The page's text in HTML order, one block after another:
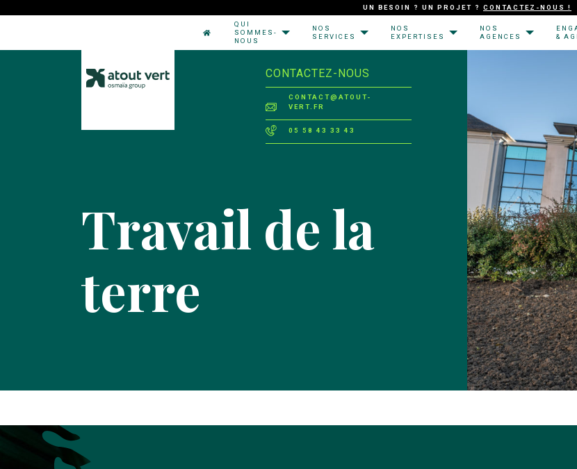
UN BESOIN ? UN PROJET ? CONTACTEZ-NOUS !
QUI
SOMMES-
NOUS
NOS
SERVICES
NOS
EXPERTISES
NOS
AGENCES
&
CONTACTEZ-NOUS
CONTACT@ATOUT-
VERT.FR
05 58 43 33 43
Travail de la
terre